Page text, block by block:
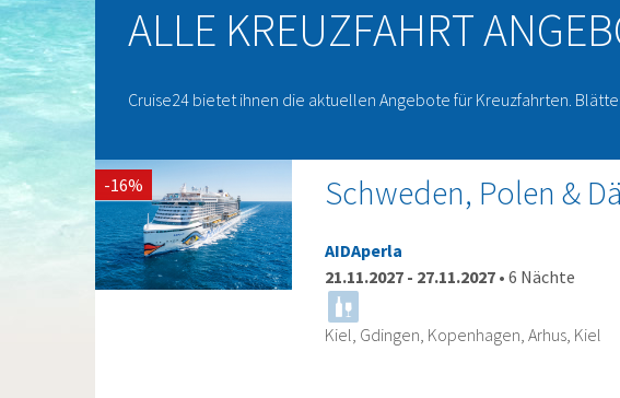
ALLE KREUZFAHRT
Cruise24 bietet ihnen die aktuellen Angebote für Kreuzfahrten.
Schweden, Polen &
AIDAperla
21.11.2027 - 27.11.2027 • 6 Nächte
Kiel, Gdingen, Kopenhagen, Arhus, Kiel
-16%